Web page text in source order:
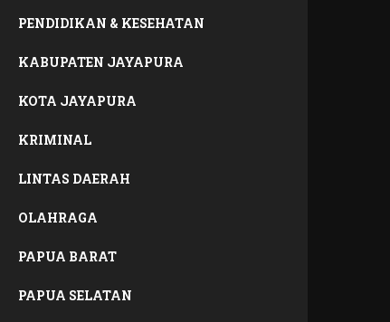
PENDIDIKAN & KESEHATAN
KABUPATEN JAYAPURA
KOTA JAYAPURA
KRIMINAL
LINTAS DAERAH
OLAHRAGA
PAPUA BARAT
PAPUA SELATAN